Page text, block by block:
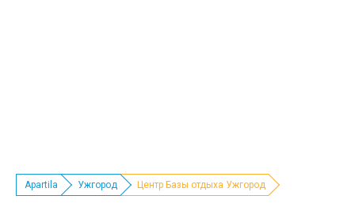
Apartila Ужгород Центр Базы отдыха Ужгород